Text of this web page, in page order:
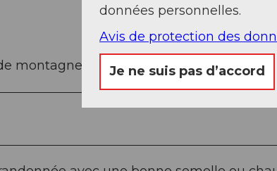
montagne
données personnelles.
Avis de protection des
Je ne suis pas d’accord